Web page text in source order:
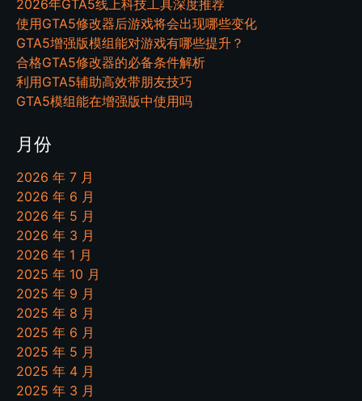
2026年GTA5线上科技工具深度推荐
使用GTA5修改器后游戏将会出现哪些变化
GTA5增强版模组能对游戏有哪些提升？
合格GTA5修改器的必备条件解析
利用GTA5辅助高效带朋友技巧
GTA5模组能在增强版中使用吗
月份
2026 年 7 月
2026 年 6 月
2026 年 5 月
2026 年 3 月
2026 年 1 月
2025 年 10 月
2025 年 9 月
2025 年 8 月
2025 年 6 月
2025 年 5 月
2025 年 4 月
2025 年 3 月